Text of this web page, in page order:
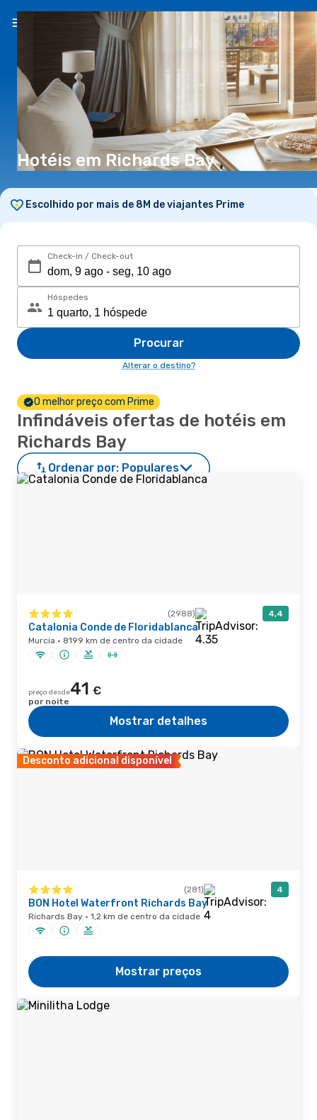
PT(€)
Hotéis em Richards Bay
Escolhido por mais de 8M de viajantes Prime
Check-in / Check-out
Hóspedes
Procurar
Alterar o destino?
O melhor preço com Prime
Infindáveis ofertas de hotéis em
Richards Bay
Ordenar por: Populares
(2988) 4,4
Catalonia Conde de Floridablanca
Murcia · 8199 km de centro da cidade
preço desde41 €
por noite
Mostrar detalhes
Desconto adicional disponível
(281) 4
BON Hotel Waterfront Richards Bay
Richards Bay · 1,2 km de centro da cidade
Mostrar preços